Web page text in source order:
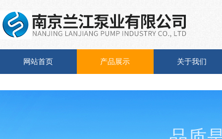
网站首页 产品展示 关于我们